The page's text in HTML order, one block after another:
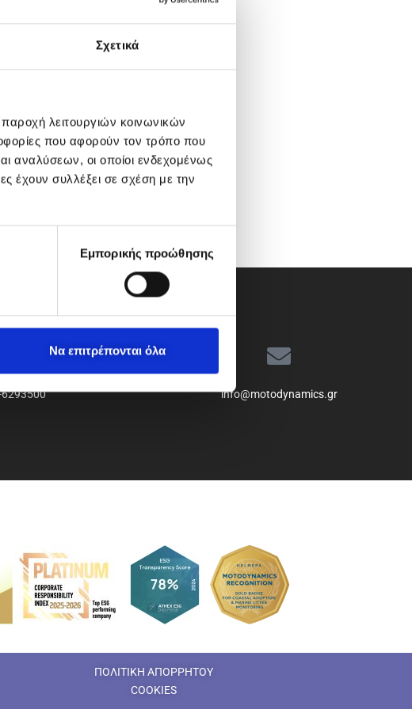
Σχετικά
λειτουργιών κοινωνικών
που αφορούν τον τρόπο που
αναλύσεων, οι οποίοι ενδεχομένως
έχουν συλλέξει σε σχέση με την
Εμπορικής προώθησης
Να επιτρέπονται όλα
info@motodynamics.gr
ΠΟΛΙΤΙΚΗ ΑΠΟΡΡΗΤΟΥ
COOKIES